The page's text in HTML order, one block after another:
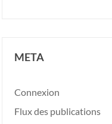
META
Connexion
Flux des publications